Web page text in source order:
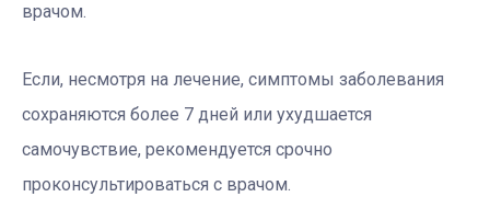
врачом.
Если, несмотря на лечение, симптомы заболевания
сохраняются более 7 дней или ухудшается
самочувствие, рекомендуется срочно
проконсультироваться с врачом.